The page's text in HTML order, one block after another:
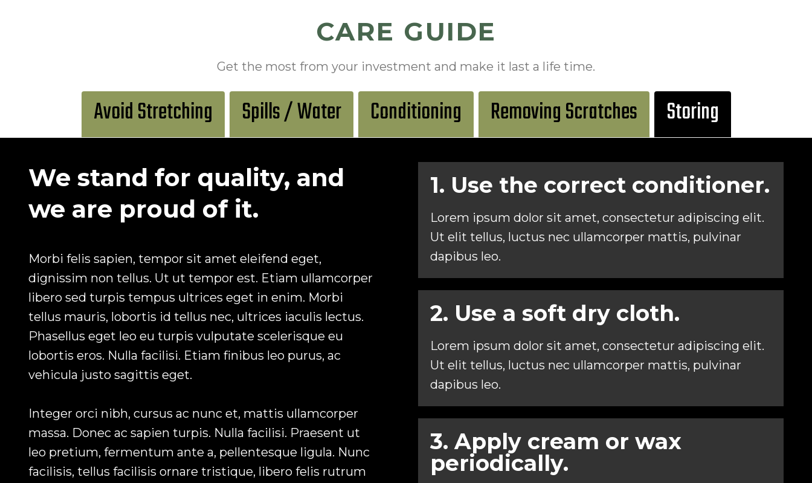
CARE GUIDE
Get the most from your investment and make it last a life time.
Avoid Stretching Spills / Water Conditioning Removing Scratches Storing
We stand for quality, and
we are proud of it.
Morbi felis sapien, tempor sit amet eleifend eget,
dignissim non tellus. Ut ut tempor est. Etiam ullamcorper
libero sed turpis tempus ultrices eget in enim. Morbi
tellus mauris, lobortis id tellus nec, ultrices iaculis lectus.
Phasellus eget leo eu turpis vulputate scelerisque eu
lobortis eros. Nulla facilisi. Etiam finibus leo purus, ac
vehicula justo sagittis eget.
Integer orci nibh, cursus ac nunc et, mattis ullamcorper
massa. Donec ac sapien turpis. Nulla facilisi. Praesent ut
leo pretium, fermentum ante a, pellentesque ligula. Nunc
facilisis, tellus facilisis ornare tristique, libero felis rutrum
1. Use the correct conditioner.
Lorem ipsum dolor sit amet, consectetur adipiscing elit.
Ut elit tellus, luctus nec ullamcorper mattis, pulvinar
dapibus leo.
2. Use a soft dry cloth.
Lorem ipsum dolor sit amet, consectetur adipiscing elit.
Ut elit tellus, luctus nec ullamcorper mattis, pulvinar
dapibus leo.
3. Apply cream or wax
periodically.